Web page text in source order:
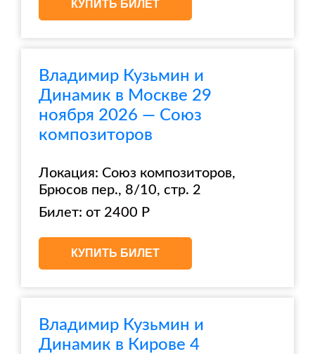
КУПИТЬ БИЛЕТ
Владимир Кузьмин и
Динамик в Москве 29
ноября 2026 — Союз
композиторов
Локация: Союз композиторов,
Брюсов пер., 8/10, стр. 2
Билет: от 2400 Р
КУПИТЬ БИЛЕТ
Владимир Кузьмин и
Динамик в Кирове 4